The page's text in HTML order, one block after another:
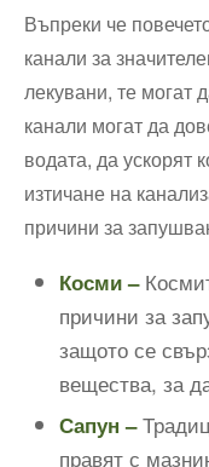
Въпреки че
канали за
лекувани, те могат
канали могат да
водата, да ускорят
изтичане на
причини за
Косми –
причини за
защото се
вещества, за
Сапун –
правят с